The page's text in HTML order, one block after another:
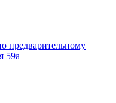
предварительному
59а